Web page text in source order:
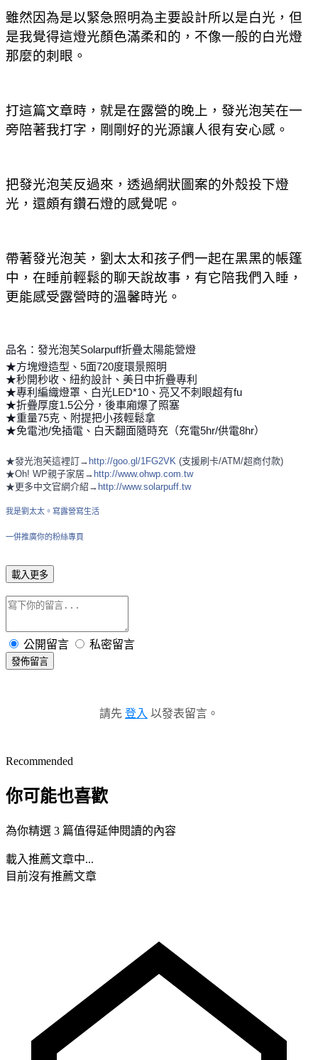
雖然因為是以緊急照明為主要設計所以是白光，但
是我覺得這燈光顏色滿柔和的，不像一般的白光燈
那麼的刺眼。
打這篇文章時，就是在露營的晚上，發光泡芙在一
旁陪著我打字，剛剛好的光源讓人很有安心感。
把發光泡芙反過來，透過網狀圖案的外殼投下燈
光，還頗有鑽石燈的感覺呢。
帶著發光泡芙，劉太太和孩子們一起在黑黑的帳篷
中，在睡前輕鬆的聊天說故事，有它陪我們入睡，
更能感受露營時的溫馨時光。
品名：發光泡芙Solarpuff折疊太陽能營燈
★方塊燈造型、5面720度環景照明
★秒開秒收、紐約設計、美日中折疊專利
★專利編織燈罩、白光LED*10、亮又不刺眼超有fu
★折疊厚度1.5公分，後車廂爆了照塞
★重量75克、附提把小孩輕鬆拿
★免電池/免插電、白天翻面隨時充（充電5hr/供電8hr）
★發光泡芙這裡訂→ http://goo.gl/1FG2VK (支援刷卡/ATM/超商付款)
★Oh! WP親子家居→ http://www.ohwp.com.tw
★更多中文官網介紹→ http://www.solarpuff.tw
我是劉太太。寫露營寫生活
一併推廣你的粉絲專頁
載入更多
公開留言 私密留言
發佈留言
請先 登入 以發表留言。
Recommended
你可能也喜歡
為你精選 3 篇值得延伸閱讀的內容
載入推薦文章中...
目前沒有推薦文章